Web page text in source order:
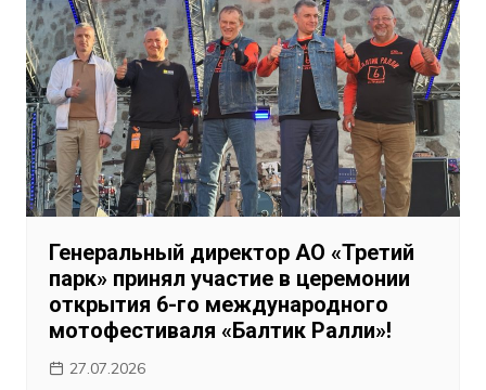
Генеральный директор АО «Третий
парк» принял участие в церемонии
открытия 6-го международного
мотофестиваля «Балтик Ралли»!
27.07.2026